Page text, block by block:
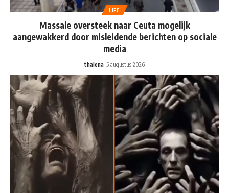
LIFE
Massale oversteek naar Ceuta mogelijk
aangewakkerd door misleidende berichten op sociale
media
thalena 5 augustus 2026